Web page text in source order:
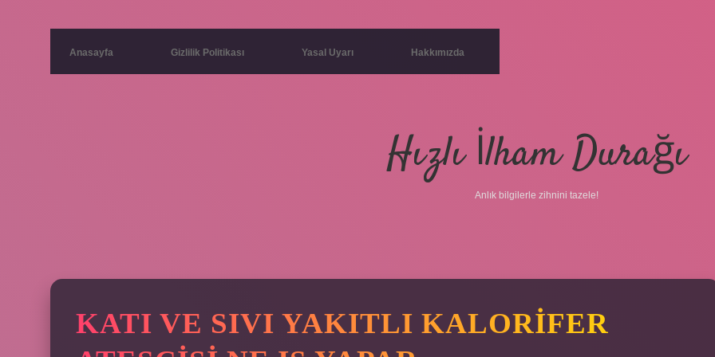
Anasayfa Gizlilik Politikası Yasal Uyarı Hakkımızda
Hızlı İlham Durağı
Anlık bilgilerle zihnini tazele!
KATI VE SIVI YAKITLI KALORIFER